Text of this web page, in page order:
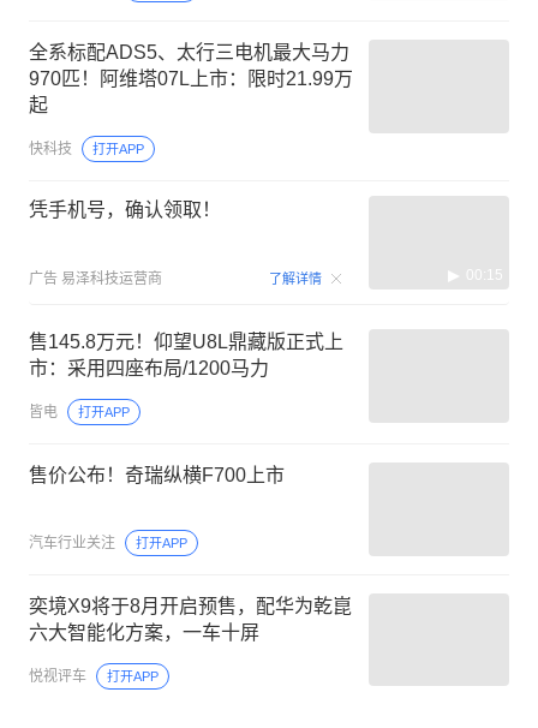
全系标配ADS5、太行三电机最大马力
970匹！阿维塔07L上市：限时21.99万
起
快科技 打开APP
凭手机号，确认领取！
广告 易泽科技运营商 了解详情 00:15
售145.8万元！仰望U8L鼎藏版正式上
市：采用四座布局/1200马力
皆电 打开APP
售价公布！奇瑞纵横F700上市
汽车行业关注 打开APP
奕境X9将于8月开启预售，配华为乾崑
六大智能化方案，一车十屏
悦视评车 打开APP